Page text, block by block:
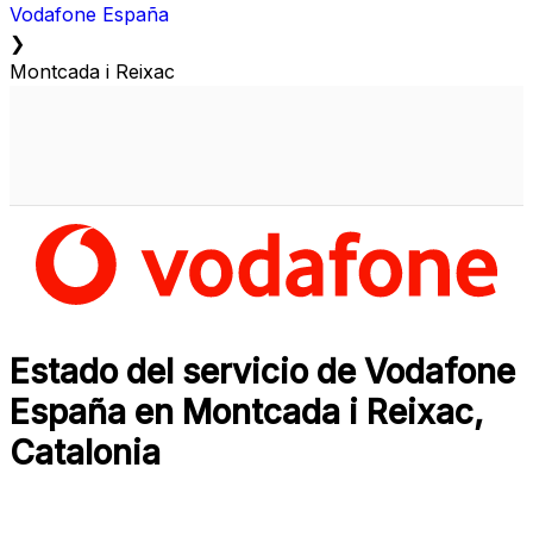
Vodafone España
❯
Montcada i Reixac
Estado del servicio de Vodafone
España en Montcada i Reixac,
Catalonia